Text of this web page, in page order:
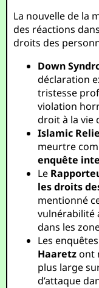
La nouvelle de la
des réactions
droits des
Down
déclaration
tristesse
violation
droit à la vie
Islamic
meurtre
enquête
Le
les droits
mentionné
vulnérabilité
dans les
Les
Haaretzont
plus large
d’attaque